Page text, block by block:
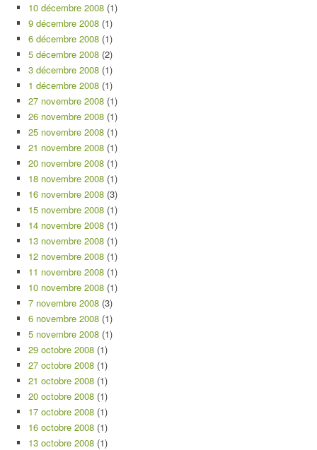
10 décembre 2008 (1)
9 décembre 2008 (1)
6 décembre 2008 (1)
5 décembre 2008 (2)
3 décembre 2008 (1)
1 décembre 2008 (1)
27 novembre 2008 (1)
26 novembre 2008 (1)
25 novembre 2008 (1)
21 novembre 2008 (1)
20 novembre 2008 (1)
18 novembre 2008 (1)
16 novembre 2008 (3)
15 novembre 2008 (1)
14 novembre 2008 (1)
13 novembre 2008 (1)
12 novembre 2008 (1)
11 novembre 2008 (1)
10 novembre 2008 (1)
7 novembre 2008 (3)
6 novembre 2008 (1)
5 novembre 2008 (1)
29 octobre 2008 (1)
27 octobre 2008 (1)
21 octobre 2008 (1)
20 octobre 2008 (1)
17 octobre 2008 (1)
16 octobre 2008 (1)
13 octobre 2008 (1)